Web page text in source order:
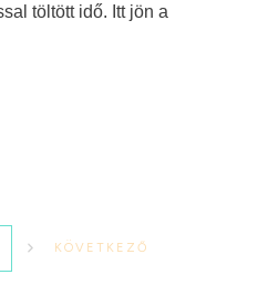
töltött idő. Itt jön a
KÖVETKEZŐ